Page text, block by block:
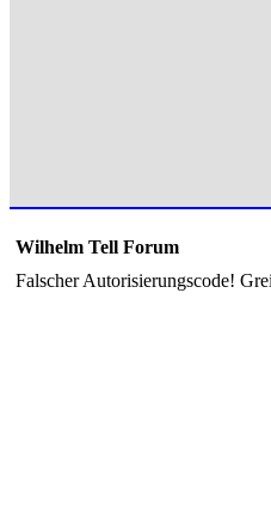
Wilhelm Tell Forum
Falscher Autorisierungscode!